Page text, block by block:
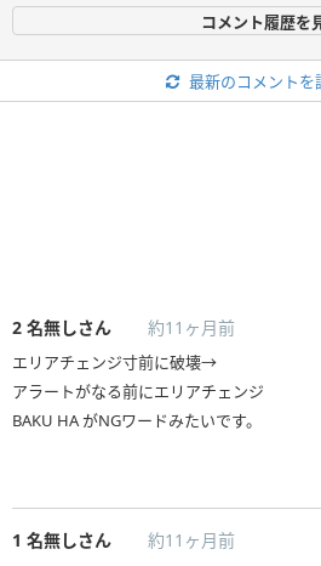
コメント履歴を
最新のコメントを
2 名無しさん 約11ヶ月前
エリアチェンジ寸前に破壊→
アラートがなる前にエリアチェンジ
BAKU HA がNGワードみたいです。
1 名無しさん 約11ヶ月前